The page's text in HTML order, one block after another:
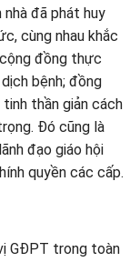
đã phát huy
cùng nhau khắc
đồng thực
bệnh; đồng
thần giản cách
Đó cũng là
đạo giáo hội
quyền các cấp.
GĐPT trong toàn